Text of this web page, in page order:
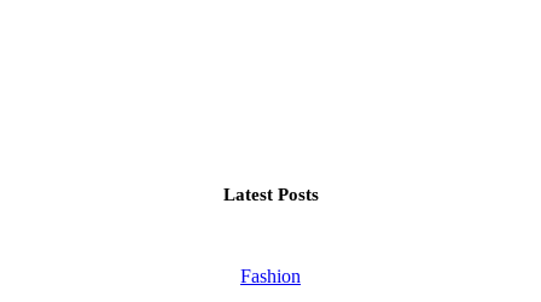
Latest Posts
Fashion